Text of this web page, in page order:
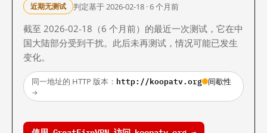
近期无测试 判定基于 2026-02-18 · 6 个月前
截至 2026-02-18（6 个月前）的最近一次测试，它在中
国大陆部分受到干扰。此后未再测试，情况可能已发生
变化。
同一地址的 HTTP 版本： http://koopatv.org 间歇性
→